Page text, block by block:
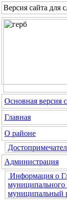
Версия сайта для
Основная версия
Главная
О районе
Администрация
Информация о
муниципального
муниципальный